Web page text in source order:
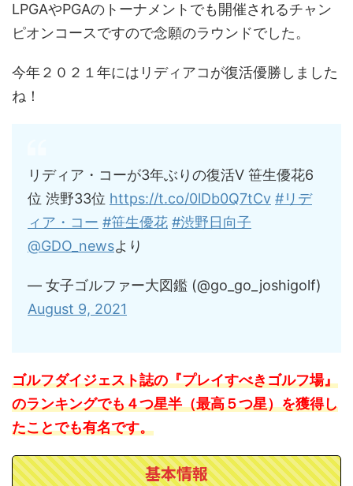
LPGAやPGAのトーナメントでも開催されるチャン
ピオンコースですので念願のラウンドでした。
今年２０２１年にはリディアコが復活優勝しました
ね！
リディア・コーが3年ぶりの復活V 笹生優花6
位 渋野33位 https://t.co/0lDb0Q7tCv #リデ
ィア・コー #笹生優花 #渋野日向子
@GDO_newsより
— 女子ゴルファー大図鑑 (@go_go_joshigolf)
August 9, 2021
ゴルフダイジェスト誌の『プレイすべきゴルフ場』
のランキングでも４つ星半（最高５つ星）を獲得し
たことでも有名です。
基本情報